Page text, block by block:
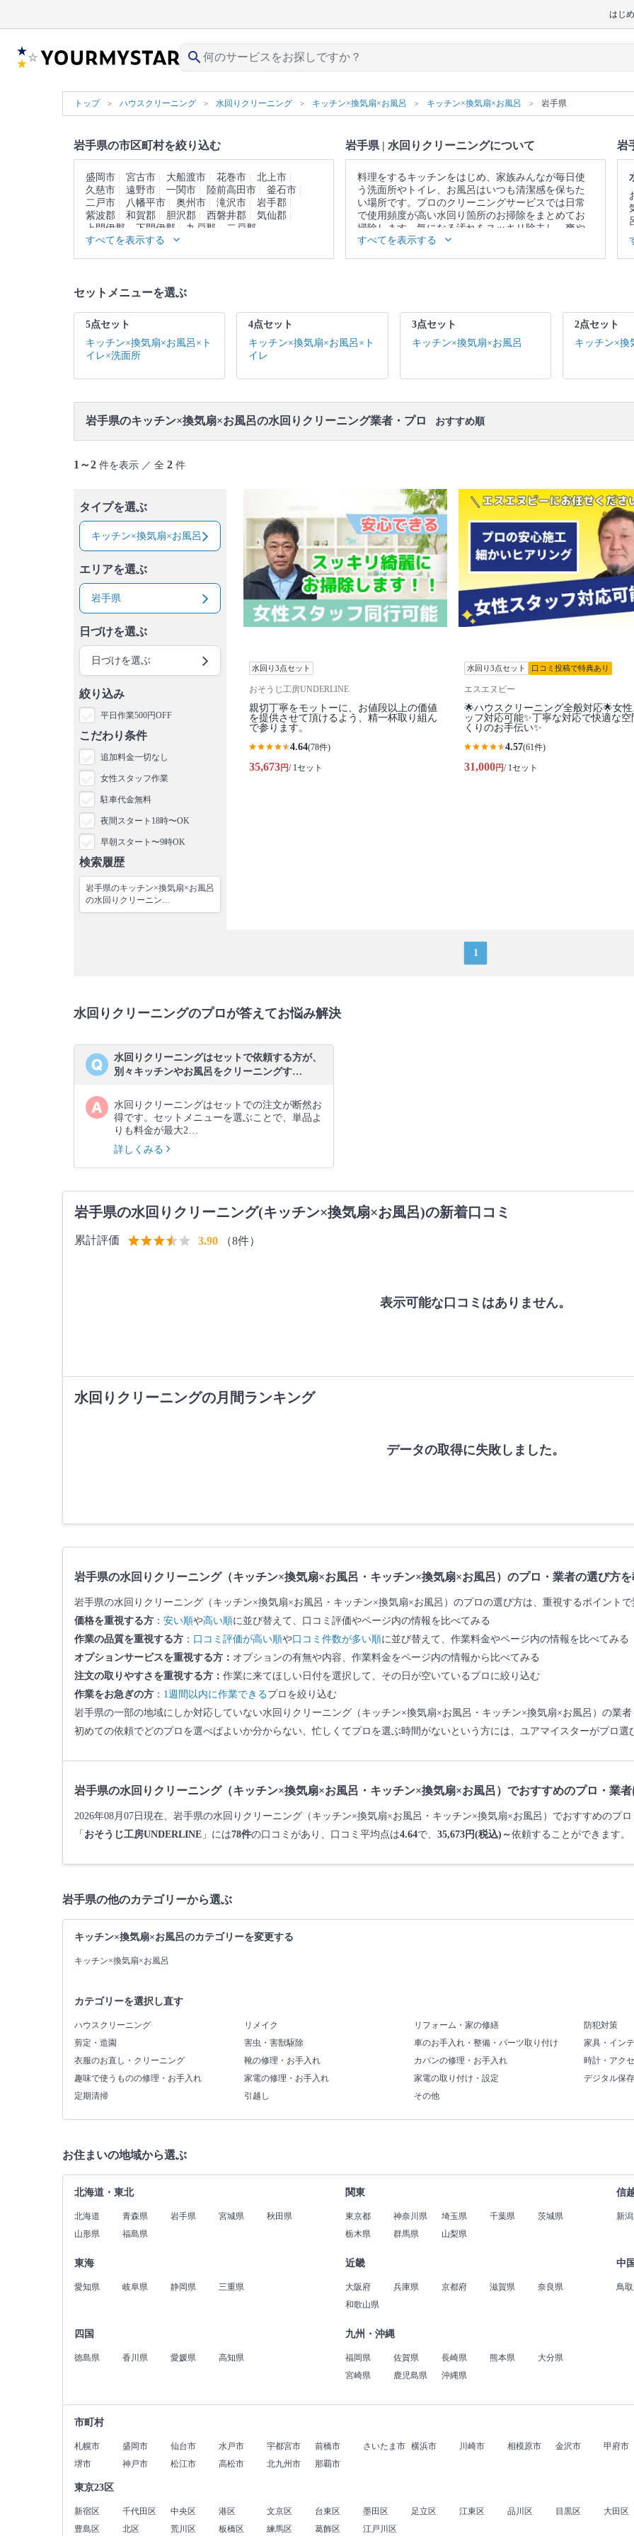
はじ
search
トップ ハウスクリーニング 水回りクリーニング キッチン×換気扇×お風呂 キッチン×換気扇×お風呂 岩手県
岩手県の市区町村を絞り込む
盛岡市 宮古市 大船渡市 花巻市
北上市
久慈市
遠野市 一関市 陸前高田市
釜石市
二戸市
八幡平市 奥州市 滝沢市
岩手郡
紫波郡
和賀郡 胆沢郡 西磐井郡
気仙郡
上閉伊郡
下閉伊郡 九戸郡
二戸郡
すべてを表示する
岩手県 | 水回りクリーニングについて
料理をするキッチンをはじめ、家族みんなが毎日使
う洗面所やトイレ、お風呂はいつも清潔感を保ちた
い場所です。プロのクリーニングサービスでは日常
で使用頻度が高い水回り箇所のお掃除をまとめてお
掃除します。気になる汚れをスッキリ除去し、爽や
かな空間を取り戻しませんか。
▼表示価格に含まれる水回りクリーニングの作業範
3点セット：キッチン / 換気扇 / お風呂 2点セット：
キッチン / 換気扇 ※それぞれの「共通の作業範囲」
になります。
すべてを表示する
岩
セットメニューを選ぶ
5点セット
キッチン×換気扇×お風呂×ト
イレ×洗面所
4点セット
キッチン×換気扇×お風呂×ト
イレ
3点セット
キッチン×換気扇×お風呂
2点セット
キッチン×換
岩手県のキッチン×換気扇×お風呂の水回りクリーニング業者・プロ おすすめ順
1～2 件を表示 ／ 全 2 件
タイプを選ぶ
キッチン×換気扇×お風呂
エリアを選ぶ
岩手県
日づけを選ぶ
日づけを選ぶ
絞り込み
平日作業500円OFF
こだわり条件
追加料金一切なし
女性スタッフ作業
駐車代金無料
夜間スタート18時〜OK
早朝スタート〜9時OK
検索履歴
岩手県のキッチン×換気扇×お風呂
の水回りクリーニン…
水回り3点セット
おそうじ工房UNDERLINE
親切丁寧をモットーに、お値段以上の価値
を提供させて頂けるよう、精一杯取り組ん
で参ります。
4.64(78件)
35,673円/ 1セット
水回り3点セット 口コミ投稿で特典あり
エスエヌビー
🌟ハウスクリーニング全般対応🌟女性
ッフ対応可能✨丁寧な対応で快適な空
くりのお手伝い✨
4.57(61件)
31,000円/ 1セット
1
水回りクリーニングのプロが答えてお悩み解決
水回りクリーニングはセットで依頼する方が、
別々キッチンやお風呂をクリーニングす…
水回りクリーニングはセットでの注文が断然お
得です。セットメニューを選ぶことで、単品よ
りも料金が最大2…
詳しくみる
岩手県の水回りクリーニング(キッチン×換気扇×お風呂)の新着口コミ
累計評価 3.90 （8件）
表示可能な口コミはありません。
水回りクリーニングの月間ランキング
データの取得に失敗しました。
岩手県の水回りクリーニング（キッチン×換気扇×お風呂・キッチン×換気扇×お風呂）のプロ・業者の選び方を
岩手県の水回りクリーニング（キッチン×換気扇×お風呂・キッチン×換気扇×お風呂）のプロの選び方は、重視するポイントで
価格を重視する方 ： 安い順や高い順に並び替えて、口コミ評価やページ内の情報を比べてみる
作業の品質を重視する方 ： 口コミ評価が高い順や口コミ件数が多い順に並び替えて、作業料金やページ内の情報を比べてみる
オプションサービスを重視する方： オプションの有無や内容、作業料金をページ内の情報から比べてみる
注文の取りやすさを重視する方： 作業に来てほしい日付を選択して、その日が空いているプロに絞り込む
作業をお急ぎの方 ： 1週間以内に作業できるプロを絞り込む
岩手県の一部の地域にしか対応していない水回りクリーニング（キッチン×換気扇×お風呂・キッチン×換気扇×お風呂）の業
初めての依頼でどのプロを選べばよいか分からない、忙しくてプロを選ぶ時間がないという方には、ユアマイスターがプロ選
岩手県の水回りクリーニング（キッチン×換気扇×お風呂・キッチン×換気扇×お風呂）でおすすめのプロ・業者
2026年08月07日現在、岩手県の水回りクリーニング（キッチン×換気扇×お風呂・キッチン×換気扇×お風呂）でおすすめのプロ
「 おそうじ工房UNDERLINE 」には78件の口コミがあり、口コミ平均点は4.64で、 35,673円(税込)～依頼することができます。
岩手県の他のカテゴリーから選ぶ
キッチン×換気扇×お風呂のカテゴリーを変更する
キッチン×換気扇×お風呂
カテゴリーを選択し直す
ハウスクリーニング リメイク リフォーム・家の修繕
防犯対策
剪定・造園
害虫・害獣駆除 車のお手入れ・整備・パーツ取り付け
家具・イン
衣服のお直し・クリーニング
靴の修理・お手入れ カバンの修理・お手入れ
時計・アク
趣味で使うものの修理・お手入れ
家電の修理・お手入れ 家電の取り付け・設定
デジタル保存
定期清掃
引越し その他
お住まいの地域から選ぶ
北海道・東北
北海道 青森県 岩手県 宮城県
秋田県
山形県
福島県
関東
東京都 神奈川県 埼玉県 千葉県
茨城県
栃木県
群馬県 山梨県
信
新
東海
愛知県 岐阜県 静岡県 三重県
近畿
大阪府 兵庫県 京都府 滋賀県
奈良県
和歌山県
中国
鳥
四国
徳島県 香川県 愛媛県 高知県
九州・沖縄
福岡県 佐賀県 長崎県 熊本県
大分県
宮崎県
鹿児島県 沖縄県
市町村
札幌市 盛岡市 仙台市 水戸市 宇都宮市 前橋市 さいたま市 横浜市 川崎市 相模原市 金沢市 甲府市
堺市
神戸市 松江市 高松市 北九州市 那覇市
東京23区
新宿区 千代田区 中央区 港区 文京区 台東区 墨田区 足立区 江東区 品川区 目黒区 大田区
豊島区
北区 荒川区 板橋区 練馬区 葛飾区 江戸川区